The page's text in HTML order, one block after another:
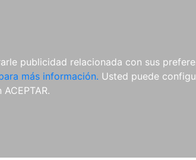
publicidad relacionada con sus
más información. Usted puede
CDS Y
DVDS
MATERIAL
COMPLEMENTARIO